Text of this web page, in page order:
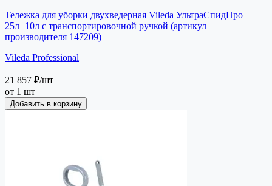
Тележка для уборки двухведерная Vileda УльтраСпидПро
25л+10л с транспортировочной ручкой (артикул
производителя 147209)
Vileda Professional
21 857 ₽/шт
от 1 шт
Добавить в корзину